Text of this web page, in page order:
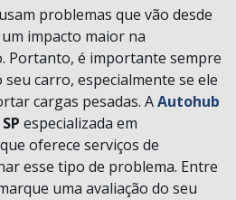
problemas que vão desde
impacto maior na
Portanto, é importante sempre
carro, especialmente se ele
cargas pesadas. AAutohub
especializada em
oferece serviços de
esse tipo de problema. Entre
uma avaliação do seu